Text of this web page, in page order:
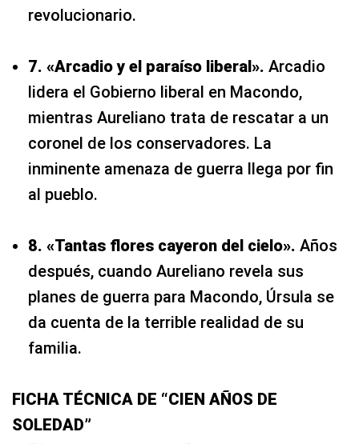
revolucionario.
7. «Arcadio y el paraíso liberal». Arcadio
lidera el Gobierno liberal en Macondo,
mientras Aureliano trata de rescatar a un
coronel de los conservadores. La
inminente amenaza de guerra llega por fin
al pueblo.
8. «Tantas flores cayeron del cielo». Años
después, cuando Aureliano revela sus
planes de guerra para Macondo, Úrsula se
da cuenta de la terrible realidad de su
familia.
FICHA TÉCNICA DE “CIEN AÑOS DE
SOLEDAD”